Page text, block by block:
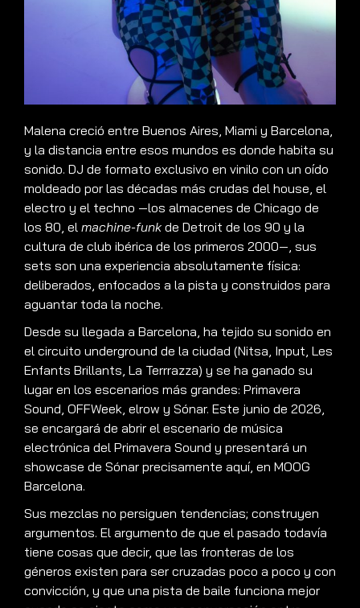
Malena creció entre Buenos Aires, Miami y Barcelona,
y la distancia entre esos mundos es donde habita su
sonido. DJ de formato exclusivo en vinilo con un oído
moldeado por las décadas más crudas del house, el
electro y el techno —los almacenes de Chicago de
los 80, el machine-funk de Detroit de los 90 y la
cultura de club ibérica de los primeros 2000—, sus
sets son una experiencia absolutamente física:
deliberados, enfocados a la pista y construidos para
aguantar toda la noche.
Desde su llegada a Barcelona, ha tejido su sonido en
el circuito underground de la ciudad (Nitsa, Input, Les
Enfants Brillants, La Terrrazza) y se ha ganado su
lugar en los escenarios más grandes: Primavera
Sound, OFFWeek, elrow y Sónar. Este junio de 2026,
se encargará de abrir el escenario de música
electrónica del Primavera Sound y presentará un
showcase de Sónar precisamente aquí, en MOOG
Barcelona.
Sus mezclas no persiguen tendencias; construyen
argumentos. El argumento de que el pasado todavía
tiene cosas que decir, que las fronteras de los
géneros existen para ser cruzadas poco a poco y con
convicción, y que una pista de baile funciona mejor